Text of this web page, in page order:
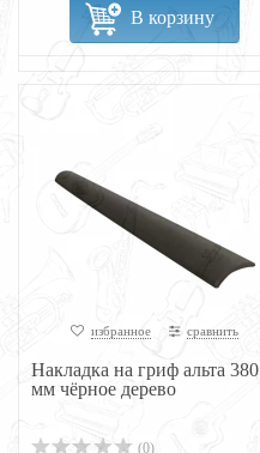
В корзину
избранное сравнить
Накладка на гриф альта 380
мм чёрное дерево
(0)